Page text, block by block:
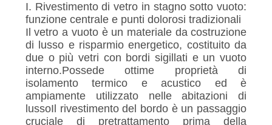
I. Rivestimento di vetro in stagno sotto vuoto:
funzione centrale e punti dolorosi tradizionali
Il vetro a vuoto è un materiale da costruzione
di lusso e risparmio energetico, costituito da
due o più vetri con bordi sigillati e un vuoto
interno.Possede ottime proprietà di
isolamento termico e acustico ed è
ampiamente utilizzato nelle abitazioni di
lussoIl rivestimento del bordo è un passaggio
cruciale di pretrattamento prima della